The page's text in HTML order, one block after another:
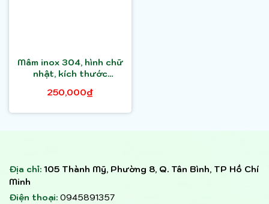
Mâm inox 304, hình chữ
nhật, kích thước
250,000₫
Địa chỉ: 105 Thành Mỹ, Phường 8, Q. Tân Bình, TP Hồ Chí
Minh
Điện thoại: 0945891357